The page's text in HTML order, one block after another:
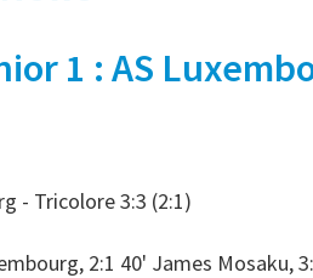
1 : AS
- Tricolore 3:3 (2:1)
2:1 40' James